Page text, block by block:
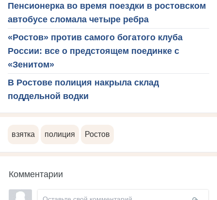
Пенсионерка во время поездки в ростовском
автобусе сломала четыре ребра
«Ростов» против самого богатого клуба
России: все о предстоящем поединке с
«Зенитом»
В Ростове полиция накрыла склад
поддельной водки
взятка полиция Ростов
Комментарии